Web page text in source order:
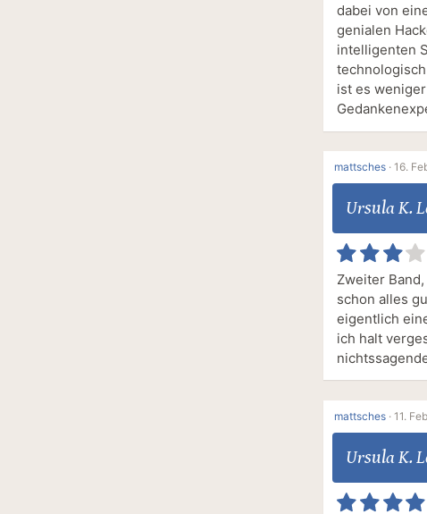
dabei von
genialen
intelligenten
ist es
mattsches · 16.
Ursula K.
Zweiter
schon alles
eigentlich
ich halt
mattsches · 11.
Ursula K.